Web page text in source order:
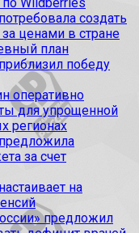
создать
ценами в стране
план
победу
оперативно
для упрощенной
регионах
за счет
на
предложил